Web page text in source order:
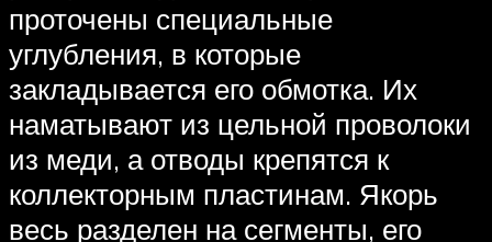
проточены специальные
углубления, в которые
закладывается его обмотка. Их
наматывают из цельной проволоки
из меди, а отводы крепятся к
коллекторным пластинам. Якорь
весь разделен на сегменты, его